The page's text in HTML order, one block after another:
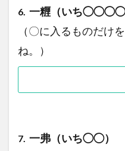
6. 一糎（いち
（〇に入るものだけを
ね。）
7. 一弗（いち◯◯）